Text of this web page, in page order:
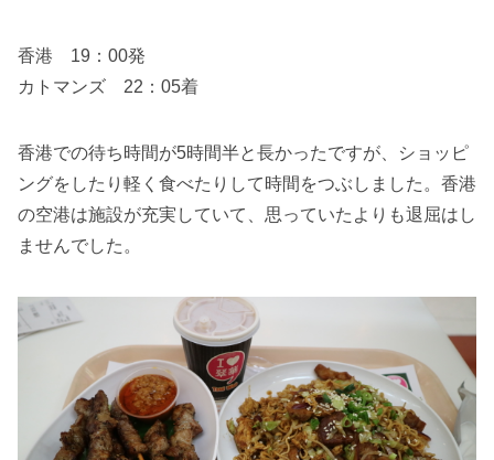
香港 19：00発
カトマンズ 22：05着
香港での待ち時間が5時間半と長かったですが、ショッピ
ングをしたり軽く食べたりして時間をつぶしました。香港
の空港は施設が充実していて、思っていたよりも退屈はし
ませんでした。